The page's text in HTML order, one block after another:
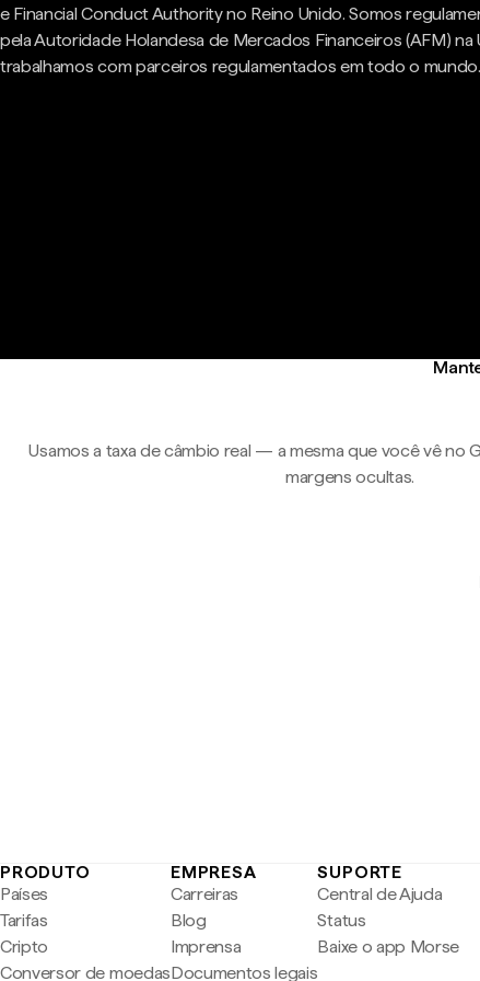
e Financial Conduct Authority no Reino Unido. Somos
pela Autoridade Holandesa de Mercados Financeiros (AFM) na
trabalhamos com parceiros regulamentados em todo o mundo.
Usamos a taxa de câmbio real — a mesma que você vê no
margens ocultas.
PRODUTO
Países
Tarifas
Cripto
Conversor de moedas
EMPRESA
Carreiras
Blog
Imprensa
Documentos legais
SUPORTE
Central de Ajuda
Status
Baixe o app Morse